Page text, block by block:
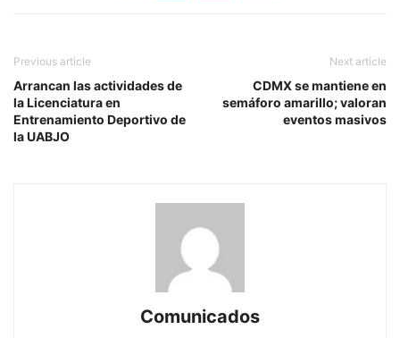
Previous article
Arrancan las actividades de
la Licenciatura en
Entrenamiento Deportivo de
la UABJO
Next article
CDMX se mantiene en
semáforo amarillo; valoran
eventos masivos
Comunicados